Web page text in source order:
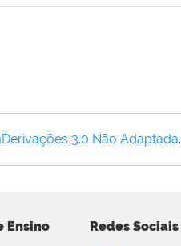
3.0 Não Adaptada.
Ensino Redes Sociais